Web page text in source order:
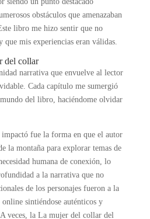
obstáculos que amenazaban
libro me hizo sentir que no
que mis experiencias eran válidas.
del collar
narrativa que envuelve al lector
Cada capítulo me sumergió
del libro, haciéndome olvidar
fue la forma en que el autor
la montaña para explorar temas de
humana de conexión, lo
a la narrativa que no
de los personajes fueron a la
sintiéndose auténticos y
veces, la La mujer del collar del